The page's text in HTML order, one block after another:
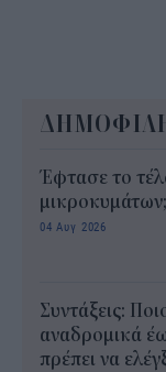
Έφτασε το
μικροκυμάτων;
04 Αυγ 2026
Συντάξεις:
αναδρομικά
πρέπει να